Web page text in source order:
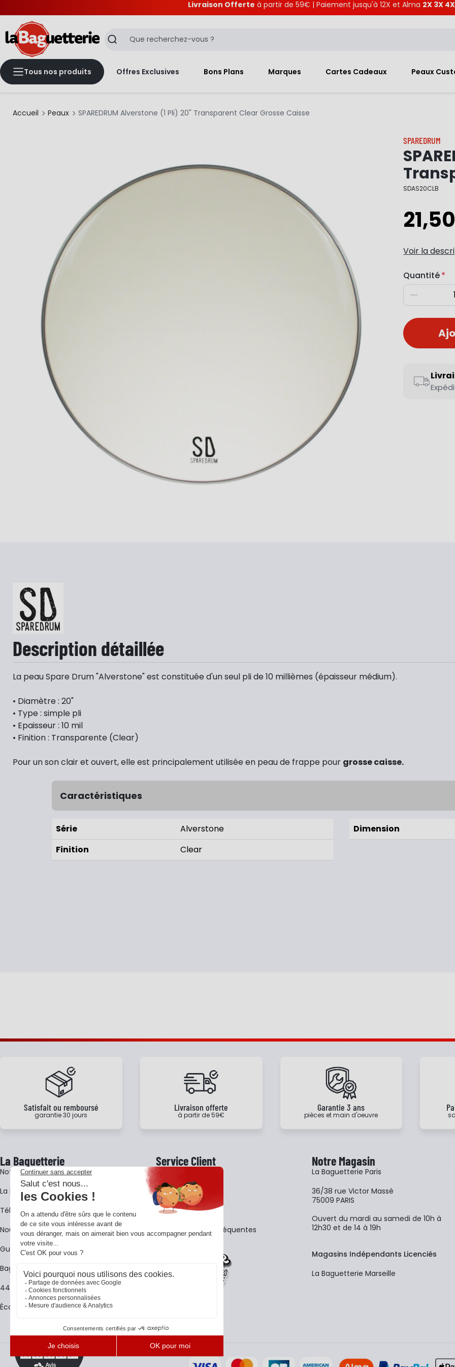
Livraison Offerte à partir de 59€ | Paiement jusqu'à 12X et Alma 2X 3X
Recherche
Tous nos produits Offres Exclusives Bons Plans Marques Cartes Cadeaux Peaux
Accueil Peaux SPAREDRUM Alverstone (1 Pli) 20" Transparent Clear Grosse Caisse
SPAREDRUM
SDAS20CLB
Voir la
Quantité
Diminuer
Description détaillée
La peau Spare Drum "Alverstone" est constituée d'un seul pli de 10 millièmes (épaisseur médium).
• Diamètre : 20"
• Type : simple pli
• Epaisseur : 10 mil
• Finition : Transparente (Clear)
Pour un son clair et ouvert, elle est principalement utilisée en peau de frappe pour grosse caisse.
Caractéristiques
Série
Alverstone
Finition
Clear
Dimension
Satisfait ou remboursé
garantie 30 jours
Livraison offerte
à partir de 59€
Garantie 3 ans
pièces et main d'oeuvre
La Baguetterie
Notre histoire
La BagShow
​Télécharger le catalogue
Nous contacter
Guides La Baguetterie
Baguetterie Shop Online
44 ans de rencontres
Écoles
Service Client
Garantie 3 ans
CGV
FAQ - Questions Fréquentes
Notre Magasin
La Baguetterie Paris
36/38 rue Victor Massé
75009 PARIS
Ouvert du mardi au samedi de 10h à
12h30 et de 14 à 19h
Magasins Indépendants Licenciés
La Baguetterie Marseille